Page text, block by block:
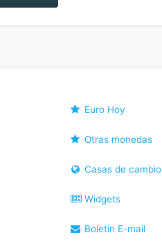
Euro Hoy
Otras monedas
Casas de cambio
Widgets
Boletín E-mail